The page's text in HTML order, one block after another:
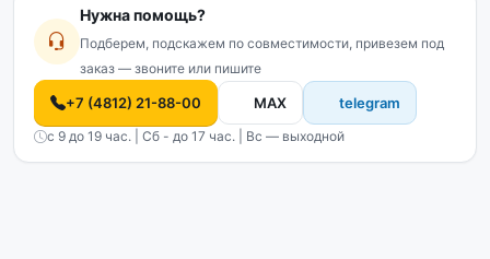
Нужна помощь?
Подберем, подскажем по совместимости, привезем под
заказ — звоните или пишите
+7 (4812) 21-88-00 MAX telegram
с 9 до 19 час. | Сб - до 17 час. | Вс — выходной